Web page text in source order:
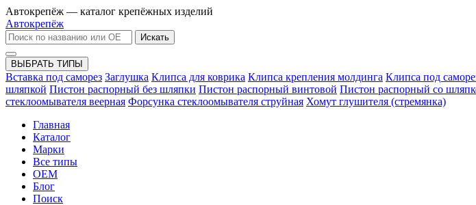
Автокрепёж — каталог крепёжных изделий
Автокрепёж
Искать
ВЫБРАТЬ ТИПЫ
Вставка под саморез Заглушка Клипса для коврика Клипса крепления молдинга Клипса под
шляпкой Пистон распорный без шляпки Пистон распорный винтовой Пистон распорный со
стеклоомывателя веерная Форсунка стеклоомывателя струйная Хомут глушителя (стремянка)
Главная
Каталог
Марки
Все типы
OEM
Блог
Поиск